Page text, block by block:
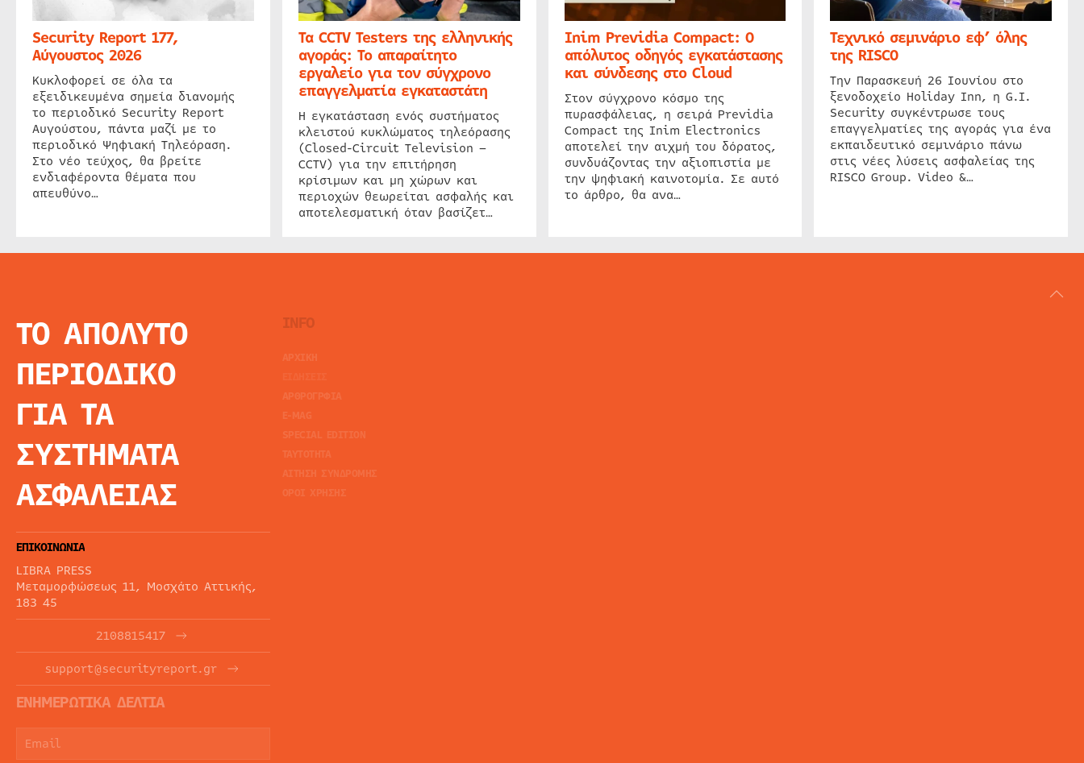
Security Report 177,
Αύγουστος 2026
Κυκλοφορεί σε όλα τα
εξειδικευμένα σημεία διανομής
το περιοδικό Security Report
Αυγούστου, πάντα μαζί με το
περιοδικό Ψηφιακή Τηλεόραση.
Στο νέο τεύχος, θα βρείτε
ενδιαφέροντα θέματα που
απευθύνο…
Τα CCTV Testers της ελληνικής
αγοράς: Το απαραίτητο
εργαλείο για τον σύγχρονο
επαγγελματία εγκαταστάτη
Η εγκατάσταση ενός συστήματος
κλειστού κυκλώματος τηλεόρασης
(Closed-Circuit Television –
CCTV) για την επιτήρηση
κρίσιμων και μη χώρων και
περιοχών θεωρείται ασφαλής και
αποτελεσματική όταν βασίζετ…
Inim Previdia Compact: Ο
απόλυτος οδηγός εγκατάστασης
και σύνδεσης στο Cloud
Στον σύγχρονο κόσμο της
πυρασφάλειας, η σειρά Previdia
Compact της Inim Electronics
αποτελεί την αιχμή του δόρατος,
συνδυάζοντας την αξιοπιστία με
την ψηφιακή καινοτομία. Σε αυτό
το άρθρο, θα ανα…
Τεχνικό σεμινάριο εφ’ όλης
της RISCO
Την Παρασκευή 26 Ιουνίου στο
ξενοδοχείο Holiday Inn, η G.I.
Security συγκέντρωσε τους
επαγγελματίες της αγοράς για ένα
εκπαιδευτικό σεμινάριο πάνω
στις νέες λύσεις ασφαλείας της
RISCO Group. Video &…
ΤΟ ΑΠΟΛΥΤΟ
ΠΕΡΙΟΔΙΚΟ
ΓΙΑ ΤΑ
ΣΥΣΤΗΜΑΤΑ
ΑΣΦΑΛΕΙΑΣ
ΕΠΙΚΟΙΝΩΝΙΑ
LIBRA PRESS
Μεταμορφώσεως 11, Μοσχάτο Αττικής,
183 45
2108815417
support@securityreport.gr
ΕΝΗΜΕΡΩΤΙΚΑ ΔΕΛΤΙΑ
INFO
ΑΡΧΙΚΗ
ΑΡΘΡΟΓΡΦΙΑ
E-MAG
SPECIAL EDITION
ΤΑΥΤΟΤΗΤΑ
ΑΙΤΗΣΗ ΣΥΝΔΡΟΜΗΣ
ΟΡΟΙ ΧΡΗΣΗΣ